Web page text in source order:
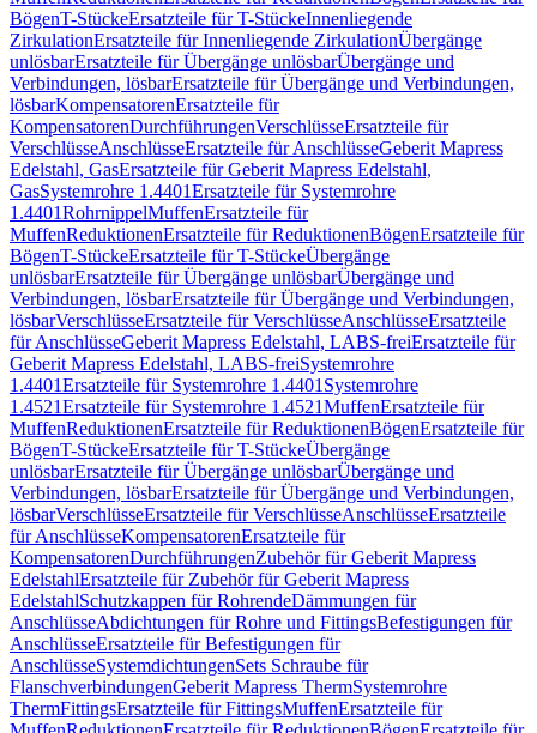
BögenT-StückeErsatzteile für T-StückeInnenliegende
ZirkulationErsatzteile für Innenliegende ZirkulationÜbergänge
unlösbarErsatzteile für Übergänge unlösbarÜbergänge und
Verbindungen, lösbarErsatzteile für Übergänge und Verbindungen,
lösbarKompensatorenErsatzteile für
KompensatorenDurchführungenVerschlüsseErsatzteile für
VerschlüsseAnschlüsseErsatzteile für AnschlüsseGeberit Mapress
Edelstahl, GasErsatzteile für Geberit Mapress Edelstahl,
GasSystemrohre 1.4401Ersatzteile für Systemrohre
1.4401RohrnippelMuffenErsatzteile für
MuffenReduktionenErsatzteile für ReduktionenBögenErsatzteile für
BögenT-StückeErsatzteile für T-StückeÜbergänge
unlösbarErsatzteile für Übergänge unlösbarÜbergänge und
Verbindungen, lösbarErsatzteile für Übergänge und Verbindungen,
lösbarVerschlüsseErsatzteile für VerschlüsseAnschlüsseErsatzteile
für AnschlüsseGeberit Mapress Edelstahl, LABS-freiErsatzteile für
Geberit Mapress Edelstahl, LABS-freiSystemrohre
1.4401Ersatzteile für Systemrohre 1.4401 Systemrohre
1.4521Ersatzteile für Systemrohre 1.4521MuffenErsatzteile für
MuffenReduktionenErsatzteile für ReduktionenBögenErsatzteile für
BögenT-StückeErsatzteile für T-StückeÜbergänge
unlösbarErsatzteile für Übergänge unlösbarÜbergänge und
Verbindungen, lösbarErsatzteile für Übergänge und Verbindungen,
lösbarVerschlüsseErsatzteile für VerschlüsseAnschlüsseErsatzteile
für AnschlüsseKompensatorenErsatzteile für
KompensatorenDurchführungenZubehör für Geberit Mapress
EdelstahlErsatzteile für Zubehör für Geberit Mapress
EdelstahlSchutzkappen für RohrendeDämmungen für
AnschlüsseAbdichtungen für Rohre und FittingsBefestigungen für
AnschlüsseErsatzteile für Befestigungen für
AnschlüsseSystemdichtungenSets Schraube für
FlanschverbindungenGeberit Mapress ThermSystemrohre
ThermFittingsErsatzteile für FittingsMuffenErsatzteile für